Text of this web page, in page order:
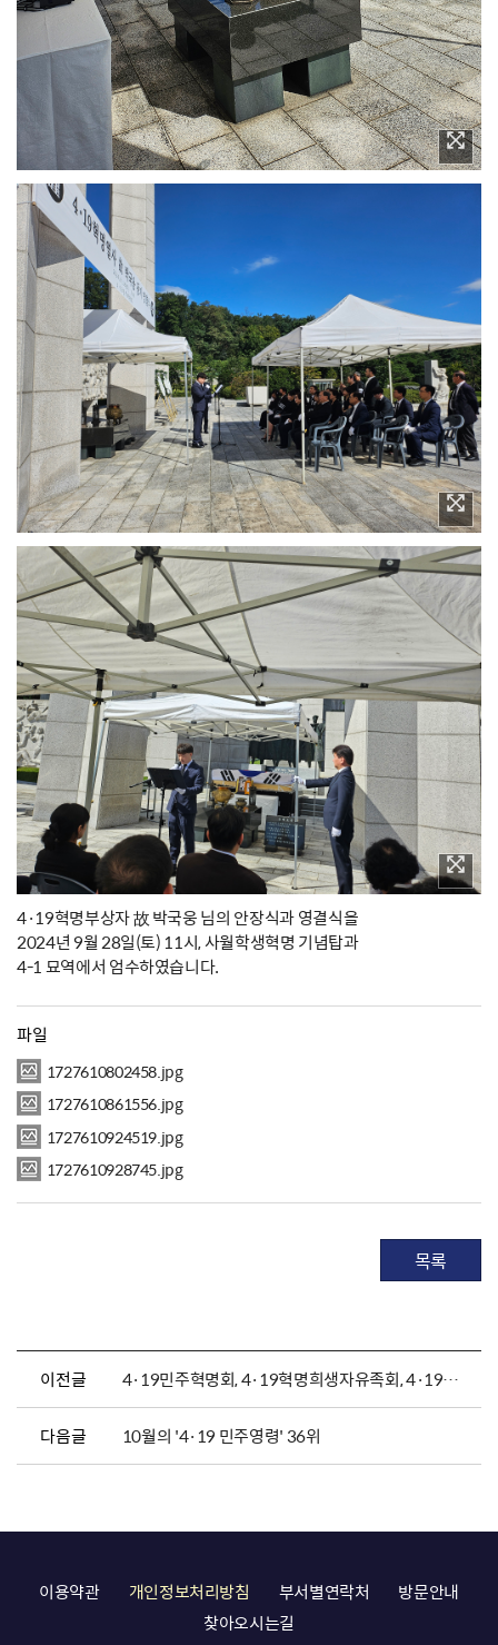
4·19혁명부상자 故 박국웅 님의 안장식과 영결식을
2024년 9월 28일(토) 11시, 사월학생혁명 기념탑과
4-1 묘역에서 엄수하였습니다.
파일
1727610802458.jpg
1727610861556.jpg
1727610924519.jpg
1727610928745.jpg
목록
이전글 4·19민주혁명회, 4·19혁명희생자유족회, 4·19혁명공로자회 정기참배
다음글 10월의 '4·19 민주영령' 36위
이용약관 개인정보처리방침 부서별연락처
방문안내
찾아오시는길